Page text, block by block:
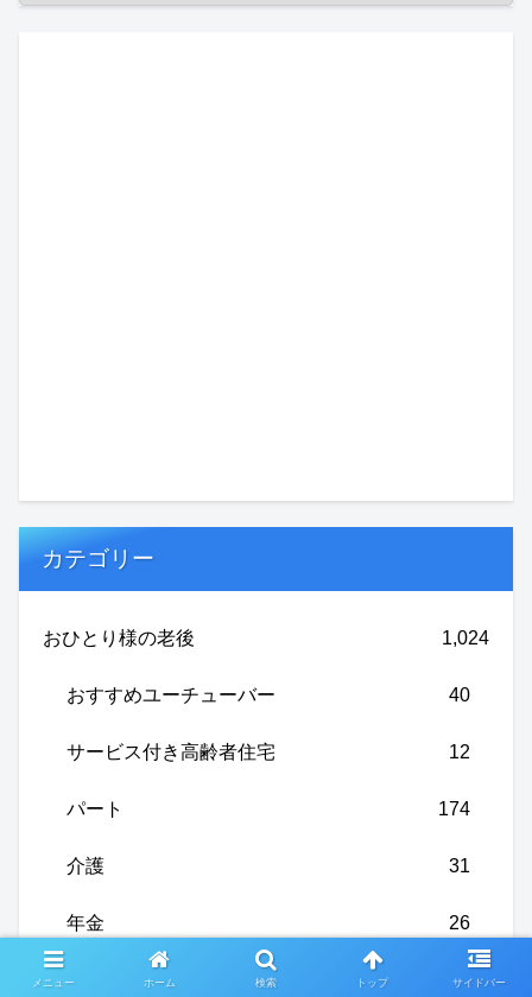
カテゴリー
おひとり様の老後 1,024
おすすめユーチューバー 40
サービス付き高齢者住宅 12
パート 174
介護 31
年金 26
断捨離 22
メニュー ホーム 検索 トップ サイドバー